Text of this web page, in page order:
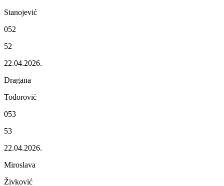
Stanojеvić
052
52
22.04.2026.
Dragana
Todorović
053
53
22.04.2026.
Miroslava
Živković